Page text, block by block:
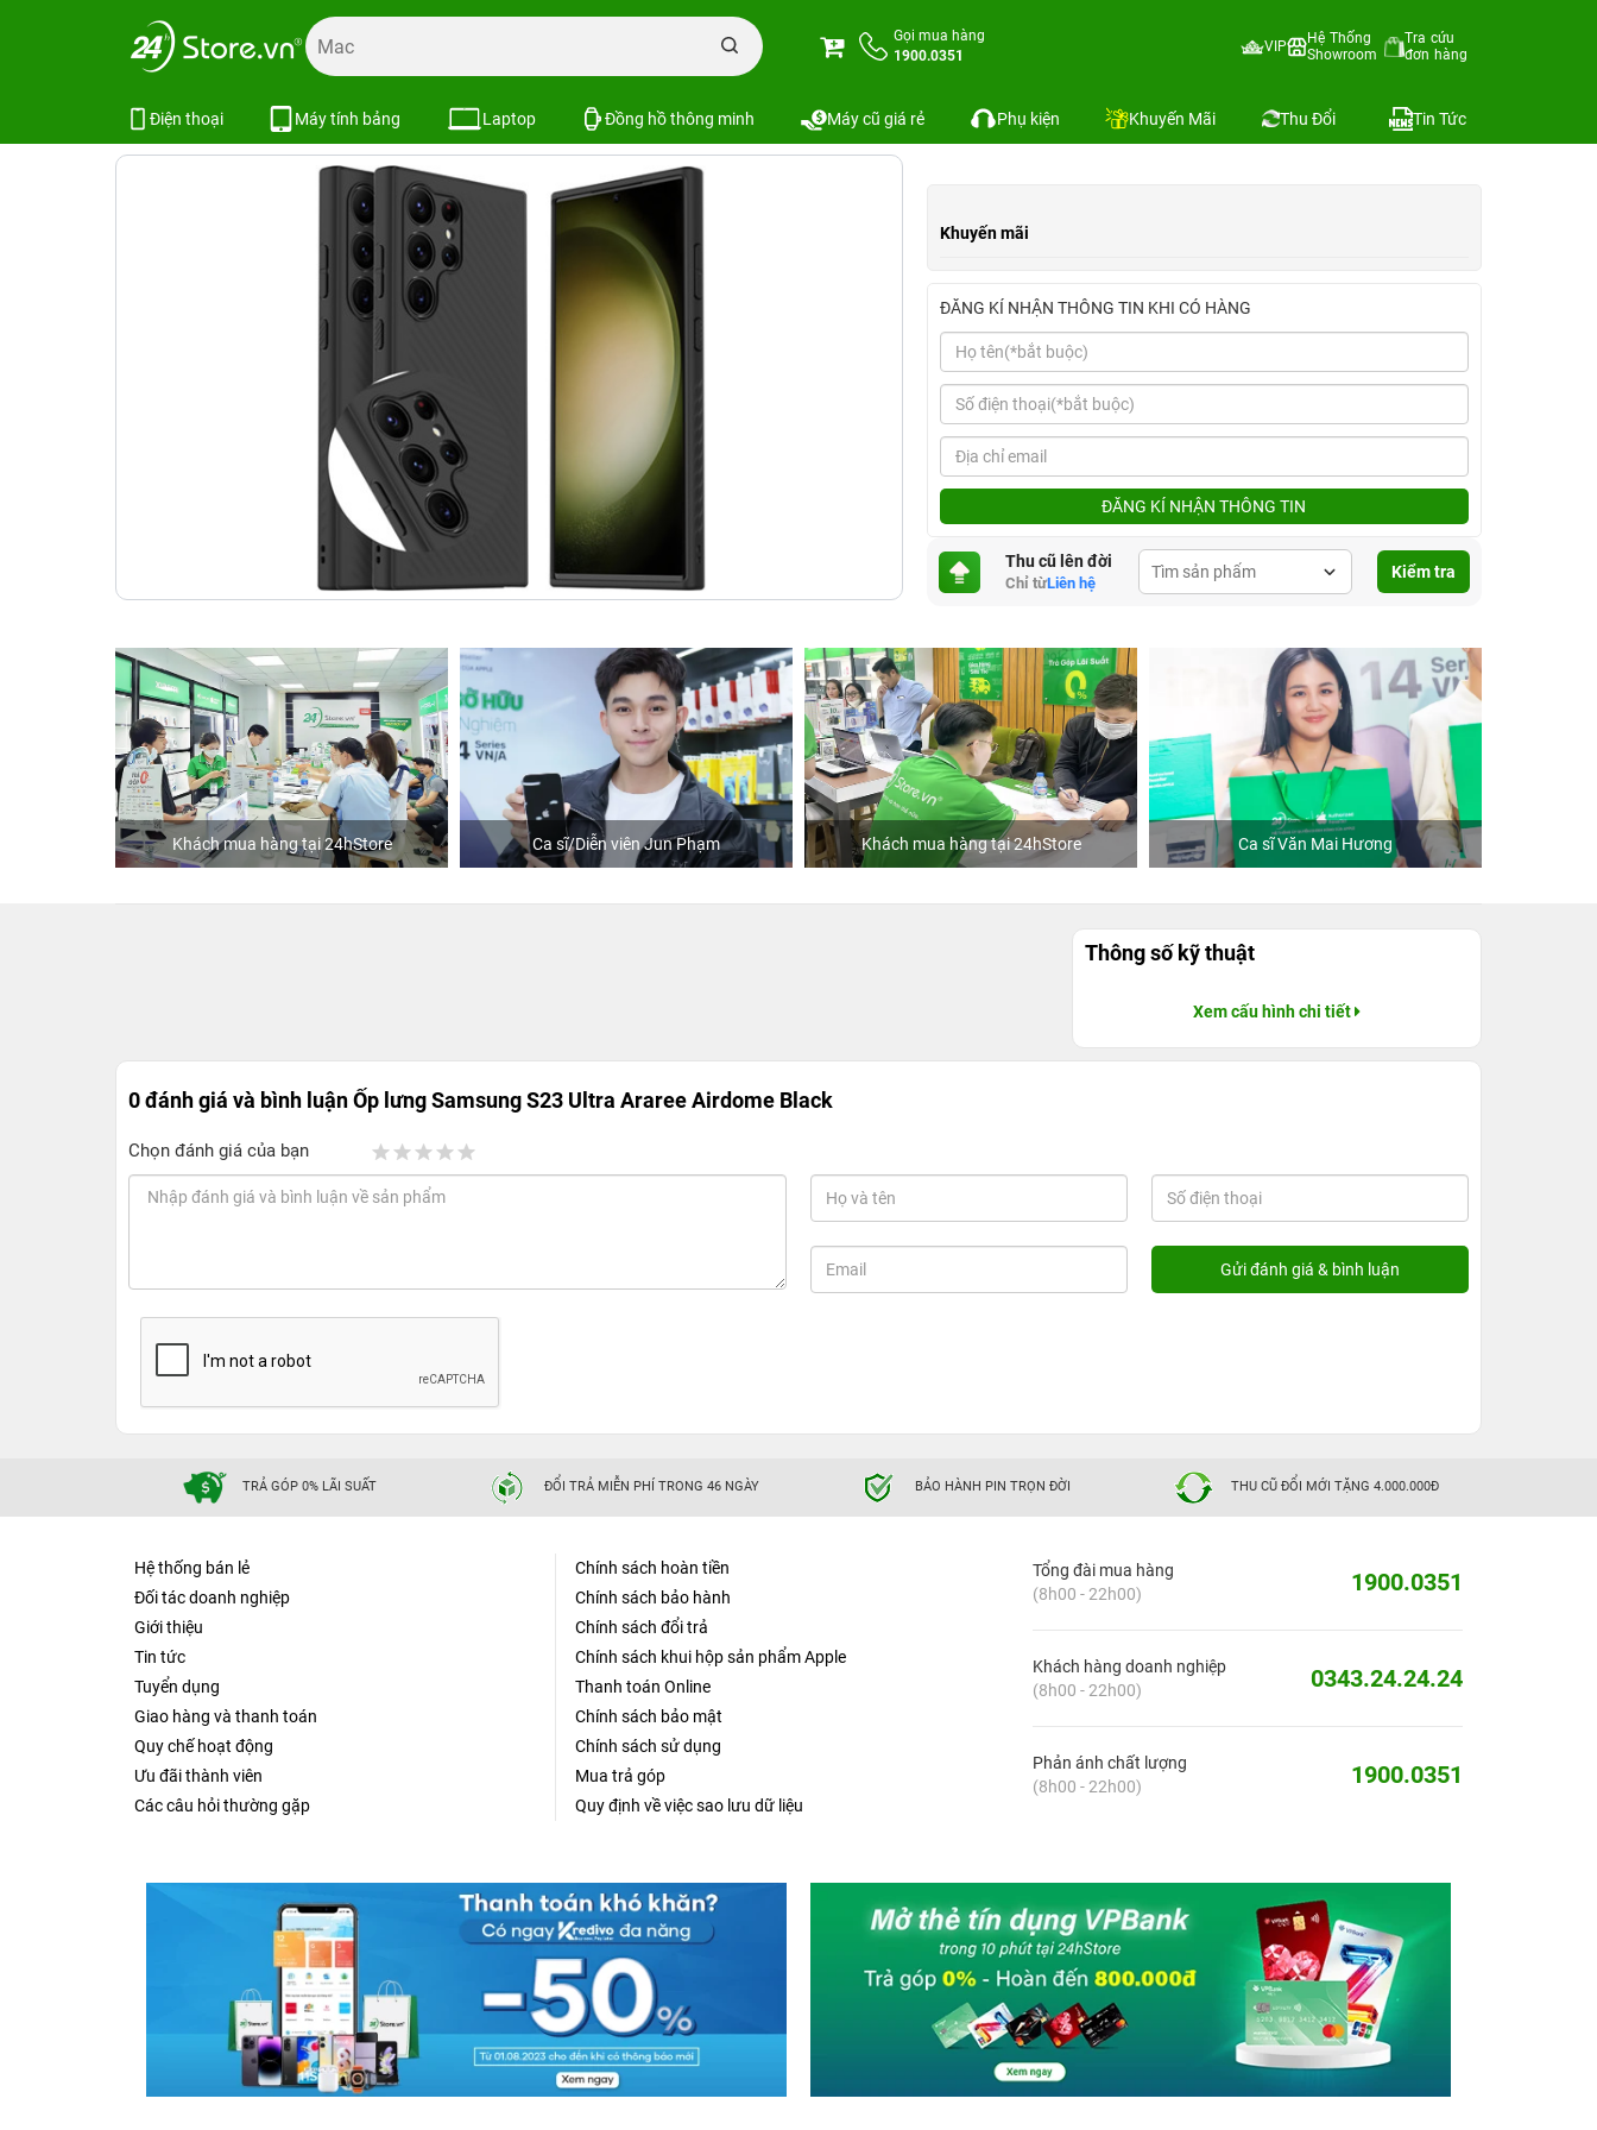
Gọi mua hàng
1900.0351
VIP
Hệ Thống
Showroom
Tra cứu
đơn hàng
Điện thoại Máy tính bảng Laptop Đồng hồ thông minh Máy cũ giá rẻ Phụ kiện Khuyến Mãi Thu Đổi Tin Tức
Trang chủ Ốp lưng Ốp lưng Samsung S23 Ultra Araree Airdome Black
Khuyến mãi
ĐĂNG KÍ NHẬN THÔNG TIN KHI CÓ HÀNG
ĐĂNG KÍ NHẬN THÔNG TIN
Thu cũ lên đời
Chỉ từLiên hệ
Kiểm tra
Khách mua hàng tại 24hStore Ca sĩ/Diễn viên Jun Phạm Khách mua hàng tại 24hStore Ca sĩ Văn Mai Hương
Thông số kỹ thuật
Xem cấu hình chi tiết
0 đánh giá và bình luậnỐp lưng Samsung S23 Ultra Araree Airdome Black
Chọn đánh giá của bạn
TRẢ GÓP 0% LÃI SUẤT ĐỔI TRẢ MIỄN PHÍ TRONG 46 NGÀY BẢO HÀNH PIN TRỌN ĐỜI THU CŨ ĐỔI MỚI TẶNG 4.000.000Đ
Hệ thống bán lẻ
Đối tác doanh nghiệp
Giới thiệu
Tin tức
Tuyển dụng
Giao hàng và thanh toán
Quy chế hoạt động
Ưu đãi thành viên
Các câu hỏi thường gặp
Chính sách hoàn tiền
Chính sách bảo hành
Chính sách đổi trả
Chính sách khui hộp sản phẩm Apple
Thanh toán Online
Chính sách bảo mật
Chính sách sử dụng
Mua trả góp
Quy định về việc sao lưu dữ liệu
Tổng đài mua hàng
(8h00 - 22h00)
1900.0351
Khách hàng doanh nghiệp
(8h00 - 22h00)
0343.24.24.24
Phản ánh chất lượng
(8h00 - 22h00)
1900.0351